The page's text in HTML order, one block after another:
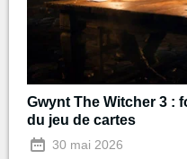
Gwynt The Witcher 3 :
du jeu de cartes
30 mai 2026